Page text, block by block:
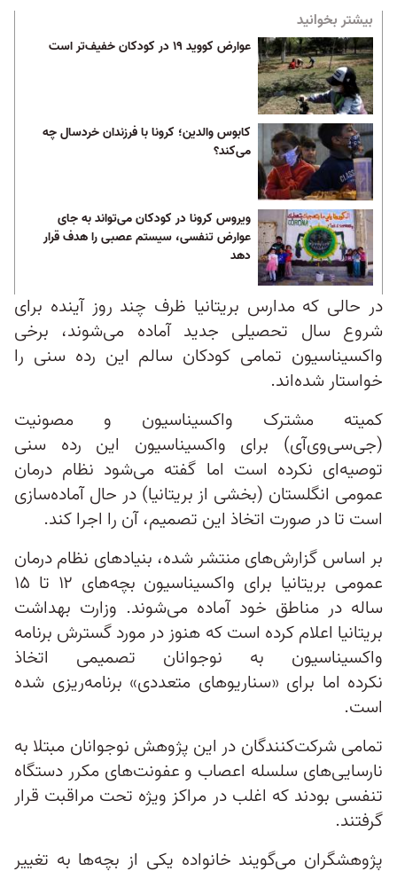
بیشتر بخوانید
عوارض کووید ۱۹ در کودکان خفیف‌تر است
کابوس والدین؛ کرونا با فرزندان خردسال چه
می‌کند؟
ویروس کرونا در کودکان می‌تواند به جای
عوارض تنفسی، سیستم عصبی را هدف قرار
دهد
در حالی که مدارس بریتانیا ظرف چند روز آینده برای
شروع سال تحصیلی جدید آماده می‌شوند، برخی
واکسیناسیون تمامی کودکان سالم این رده سنی را
خواستار شده‌اند.
کمیته مشترک واکسیناسیون و مصونیت
(جی‌سی‌وی‌آی) برای واکسیناسیون این رده سنی
توصیه‌ای نکرده است اما گفته می‌شود نظام درمان
عمومی انگلستان (بخشی از بریتانیا) در حال آماده‌سازی
است تا در صورت اتخاذ این تصمیم، آن را اجرا کند.
بر اساس گزارش‌های منتشر شده، بنیادهای نظام درمان
عمومی بریتانیا برای واکسیناسیون بچه‌های ۱۲ تا ۱۵
ساله در مناطق خود آماده می‌شوند. وزارت بهداشت
بریتانیا اعلام کرده است که هنوز در مورد گسترش برنامه
واکسیناسیون به نوجوانان تصمیمی اتخاذ
نکرده اما برای «سناریوهای متعددی» برنامه‌ریزی شده
است.
تمامی شرکت‌کنندگان در این پژوهش نوجوانان مبتلا به
نارسایی‌های سلسله اعصاب و عفونت‌های مکرر دستگاه
تنفسی بودند که اغلب در مراکز ویژه تحت مراقبت قرار
گرفتند.
پژوهشگران می‌گویند خانواده یکی از بچه‌ها به تغییر